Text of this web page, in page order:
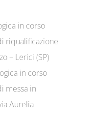
in corso
riqualificazione
– Lerici (SP)
in corso
messa in
Aurelia